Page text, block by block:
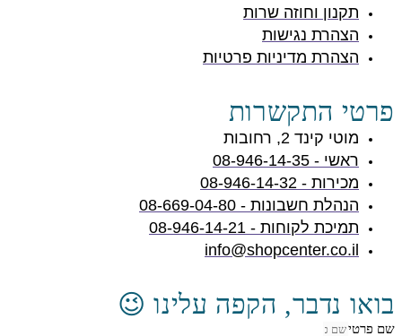
תקנון וחוזה שרות
הצהרת נגישות
הצהרת מדיניות פרטיות
פרטי התקשרות
מוטי קינד 2, רחובות
ראשי - 08-946-14-35
מכירות - 08-946-14-32
הנהלת חשבונות - 08-669-04-80
תמיכת לקוחות - 08-946-14-21
info@shopcenter.co.il
בואו נדבר, הקפה עלינו 😉
שם פרטי